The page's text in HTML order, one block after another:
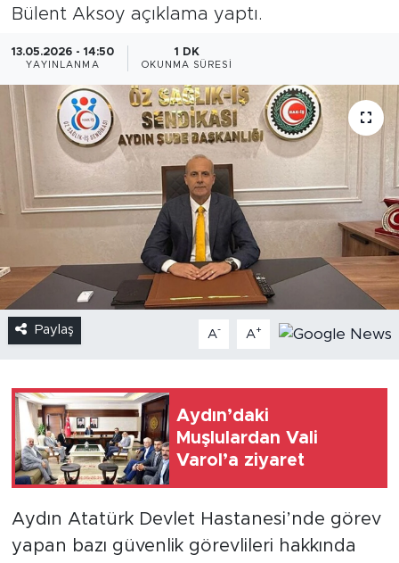
Bülent Aksoy açıklama yaptı.
13.05.2026 - 14:50
YAYINLANMA
1 DK
OKUNMA SÜRESI
Paylaş A- A+
Aydın’daki
Muşlulardan Vali
Varol’a ziyaret
Aydın Atatürk Devlet Hastanesi’nde görev
yapan bazı güvenlik görevlileri hakkında